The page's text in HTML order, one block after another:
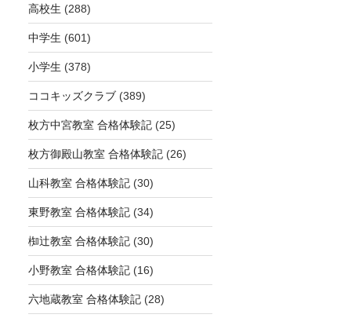
高校生 (288)
中学生 (601)
小学生 (378)
ココキッズクラブ(389)
枚方中宮教室 合格体験記(25)
枚方御殿山教室 合格体験記(26)
山科教室 合格体験記(30)
東野教室 合格体験記(34)
椥辻教室 合格体験記(30)
小野教室 合格体験記(16)
六地蔵教室 合格体験記(28)